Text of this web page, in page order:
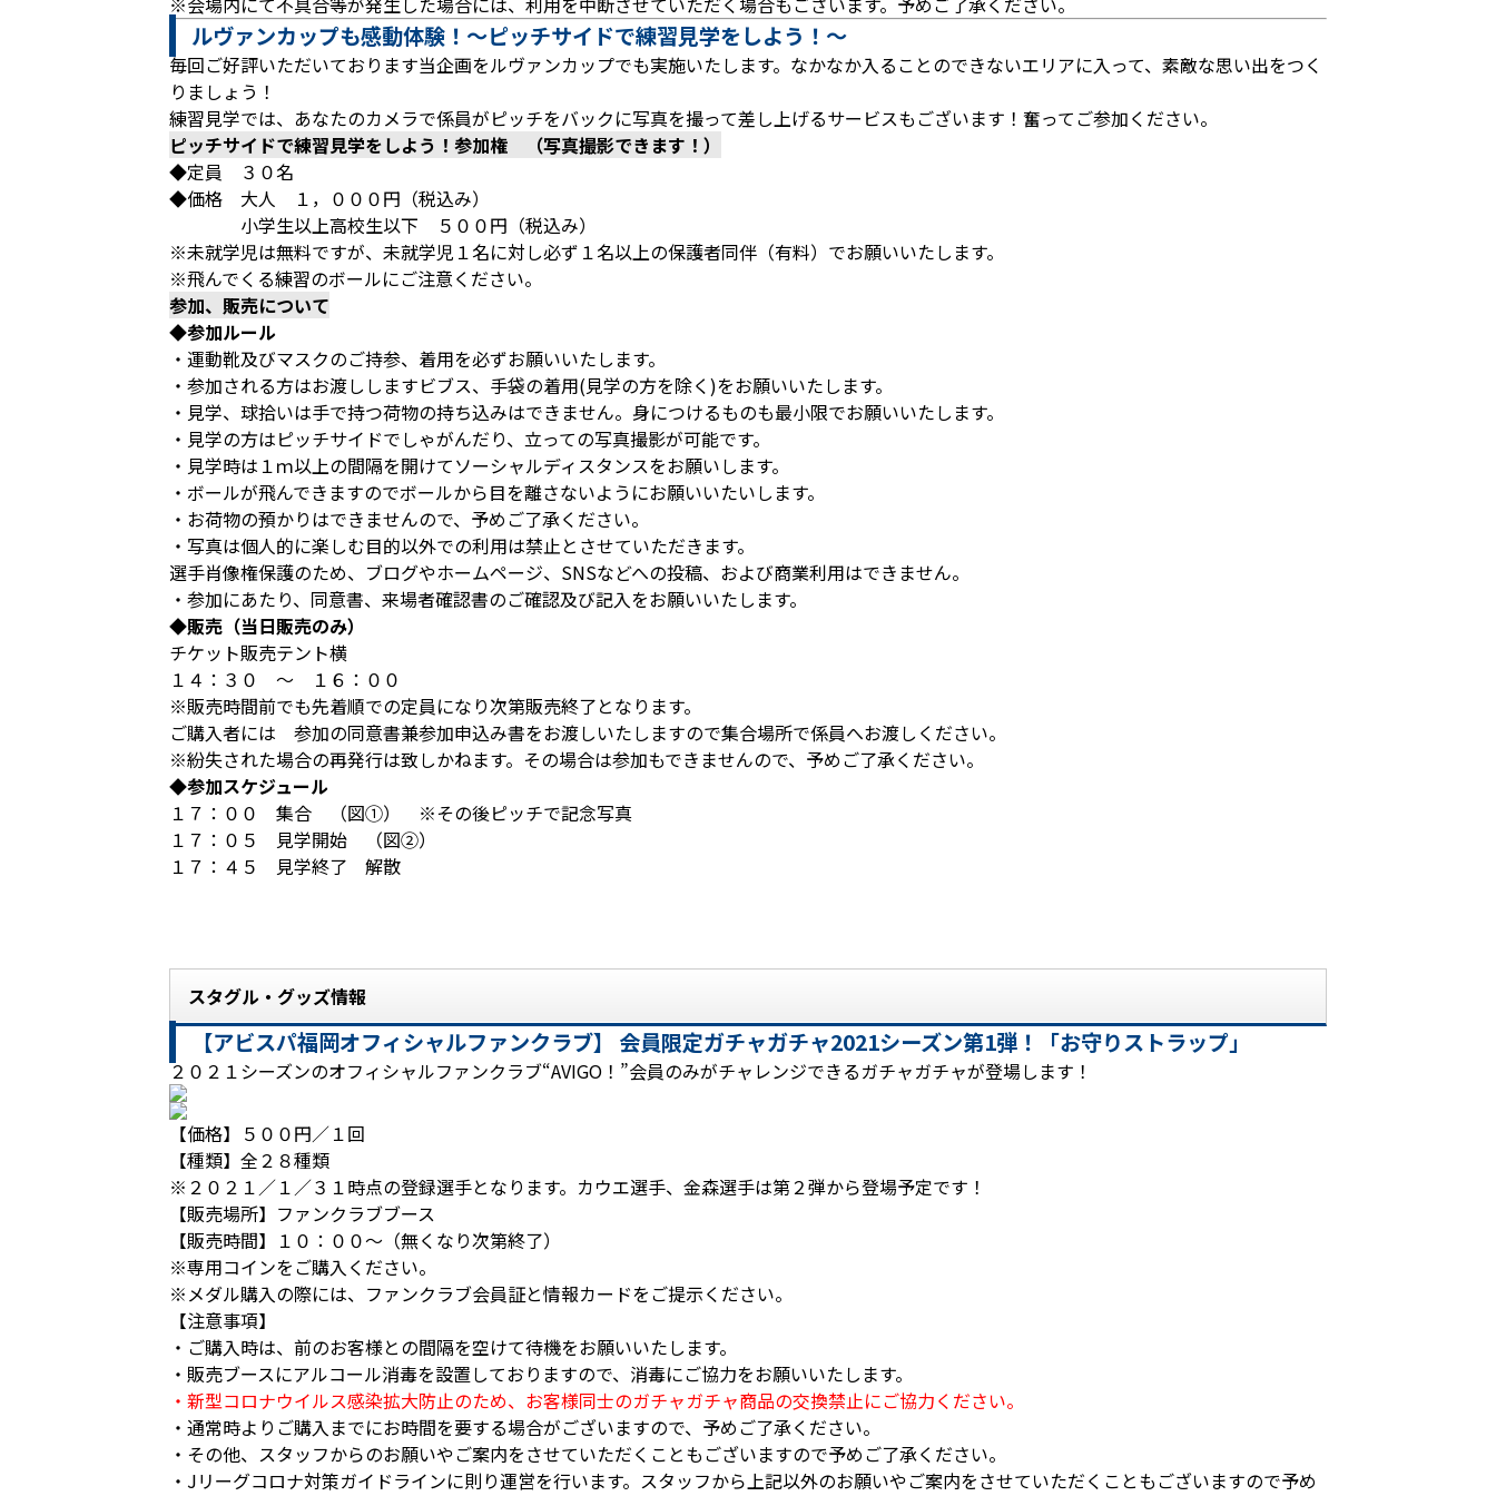
ルヴァンカップも感動体験！～ピッチサイドで練習見学をしよう！～
毎回ご好評いただいております当企画をルヴァンカップでも実施いたします。なかなか入ることのできないエリアに入って、素敵な思い出をつく
りましょう！
練習見学では、あなたのカメラで係員がピッチをバックに写真を撮って差し上げるサービスもございます！奮ってご参加ください。
ピッチサイドで練習見学をしよう！参加権 （写真撮影できます！）
◆定員 ３０名
◆価格 大人 １，０００円（税込み）
小学生以上高校生以下 ５００円（税込み）
※未就学児は無料ですが、未就学児１名に対し必ず１名以上の保護者同伴（有料）でお願いいたします。
※飛んでくる練習のボールにご注意ください。
参加、販売について
◆参加ルール
・運動靴及びマスクのご持参、着用を必ずお願いいたします。
・参加される方はお渡ししますビブス、手袋の着用(見学の方を除く)をお願いいたします。
・見学、球拾いは手で持つ荷物の持ち込みはできません。身につけるものも最小限でお願いいたします。
・見学の方はピッチサイドでしゃがんだり、立っての写真撮影が可能です。
・見学時は１ｍ以上の間隔を開けてソーシャルディスタンスをお願いします。
・ボールが飛んできますのでボールから目を離さないようにお願いいたいします。
・お荷物の預かりはできませんので、予めご了承ください。
・写真は個人的に楽しむ目的以外での利用は禁止とさせていただきます。
選手肖像権保護のため、ブログやホームページ、SNSなどへの投稿、および商業利用はできません。
・参加にあたり、同意書、来場者確認書のご確認及び記入をお願いいたします。
◆販売（当日販売のみ）
チケット販売テント横
１４：３０ ～ １６：００
※販売時間前でも先着順での定員になり次第販売終了となります。
ご購入者には 参加の同意書兼参加申込み書をお渡しいたしますので集合場所で係員へお渡しください。
※紛失された場合の再発行は致しかねます。その場合は参加もできませんので、予めご了承ください。
◆参加スケジュール
１７：００ 集合 （図①） ※その後ピッチで記念写真
１７：０５ 見学開始 （図②）
１７：４５ 見学終了 解散
スタグル・グッズ情報
【アビスパ福岡オフィシャルファンクラブ】 会員限定ガチャガチャ2021シーズン第1弾！「お守りストラップ」
２０２１シーズンのオフィシャルファンクラブ“AVIGO！”会員のみがチャレンジできるガチャガチャが登場します！
【価格】５００円／１回
【種類】全２８種類
※２０２１／１／３１時点の登録選手となります。カウエ選手、金森選手は第２弾から登場予定です！
【販売場所】ファンクラブブース
【販売時間】１０：００～（無くなり次第終了）
※専用コインをご購入ください。
※メダル購入の際には、ファンクラブ会員証と情報カードをご提示ください。
【注意事項】
・ご購入時は、前のお客様との間隔を空けて待機をお願いいたします。
・販売ブースにアルコール消毒を設置しておりますので、消毒にご協力をお願いいたします。
・新型コロナウイルス感染拡大防止のため、お客様同士のガチャガチャ商品の交換禁止にご協力ください。
・通常時よりご購入までにお時間を要する場合がございますので、予めご了承ください。
・その他、スタッフからのお願いやご案内をさせていただくこともございますので予めご了承ください。
・Jリーグコロナ対策ガイドラインに則り運営を行います。スタッフから上記以外のお願いやご案内をさせていただくこともございますので予め